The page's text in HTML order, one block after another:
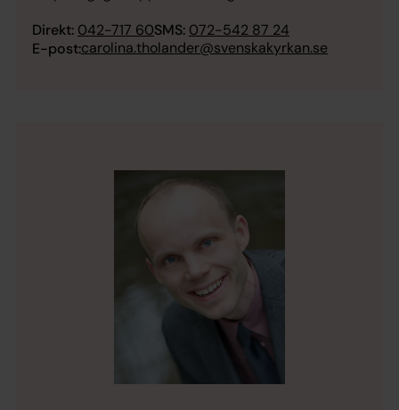
Direkt: 042-717 60SMS: 072-542 87 24
E-post:carolina.tholander@svenskakyrkan.se